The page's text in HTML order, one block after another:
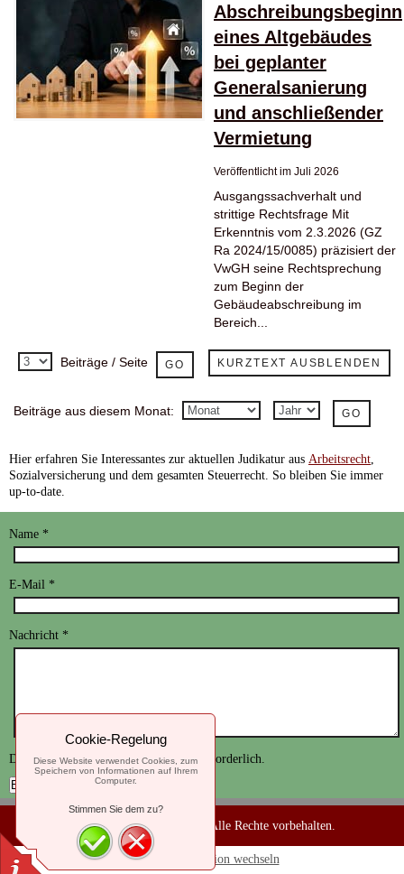
Abschreibungsbeginn
eines Altgebäudes
bei geplanter
Generalsanierung
und anschließender
Vermietung
Veröffentlicht im Juli 2026
Ausgangssachverhalt und
strittige Rechtsfrage Mit
Erkenntnis vom 2.3.2026 (GZ
Ra 2024/15/0085) präzisiert der
VwGH seine Rechtsprechung
zum Beginn der
Gebäudeabschreibung im
Bereich...
Beiträge / Seite KURZTEXT AUSBLENDEN
Beiträge aus diesem Monat:
Hier erfahren Sie Interessantes zur aktuellen Judikatur aus Arbeitsrecht,
Sozialversicherung und dem gesamten Steuerrecht. So bleiben Sie immer
up-to-date.
Name *
E-Mail *
Nachricht *
Durch*gekennzeichnete Felder sind erforderlich.
© 2019 Claudia Lippert Alle Rechte vorbehalten.
Zur Standardversion wechseln
Cookie-Regelung
Diese Website verwendet Cookies, zum
Speichern von Informationen auf Ihrem
Computer.
Stimmen Sie dem zu?